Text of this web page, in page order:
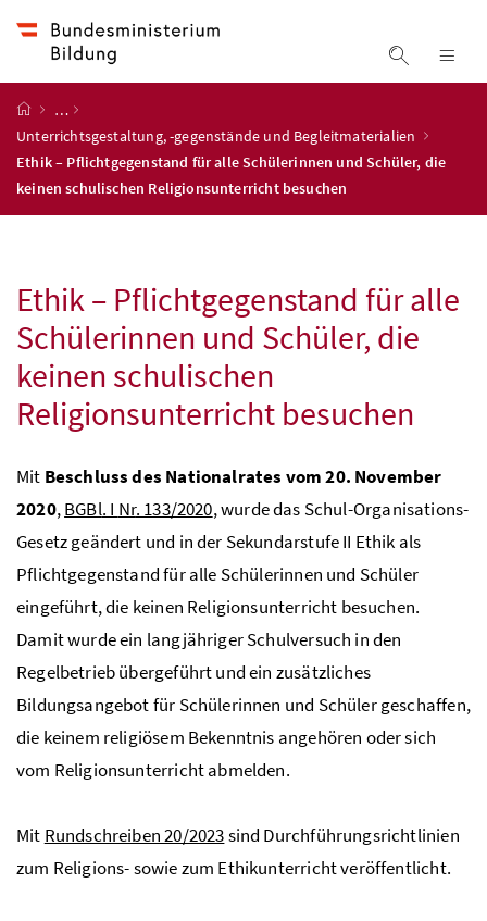
Suche
Startseite
…
Unterrichtsgestaltung, -gegenstände und Begleitmaterialien
Ethik – Pflichtgegenstand für alle Schülerinnen und Schüler, die
keinen schulischen Religionsunterricht besuchen
Ethik – Pflichtgegenstand für alle
Schülerinnen und Schüler, die
keinen schulischen
Religionsunterricht besuchen
Mit Beschluss des Nationalrates vom 20. November
2020,BGBl. I Nr. 133/2020, wurde das Schul-Organisations-
Gesetz geändert und in der Sekundarstufe II Ethik als
Pflichtgegenstand für alle Schülerinnen und Schüler
eingeführt, die keinen Religionsunterricht besuchen.
Damit wurde ein langjähriger Schulversuch in den
Regelbetrieb übergeführt und ein zusätzliches
Bildungsangebot für Schülerinnen und Schüler geschaffen,
die keinem religiösem Bekenntnis angehören oder sich
vom Religionsunterricht abmelden.
Mit Rundschreiben 20/2023sind Durchführungsrichtlinien
zum Religions- sowie zum Ethikunterricht veröffentlicht.